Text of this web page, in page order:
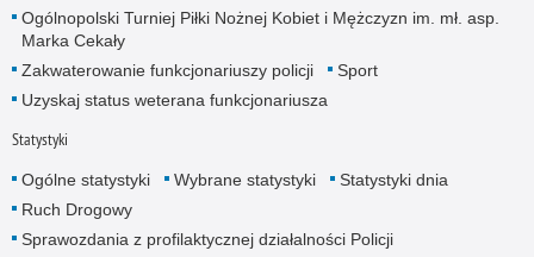
Ogólnopolski Turniej Piłki Nożnej Kobiet i Mężczyzn im. mł. asp.
Marka Cekały
Zakwaterowanie funkcjonariuszy policji
Sport
Uzyskaj status weterana funkcjonariusza
Statystyki
Ogólne statystyki Wybrane statystyki
Statystyki dnia
Ruch Drogowy
Sprawozdania z profilaktycznej działalności Policji